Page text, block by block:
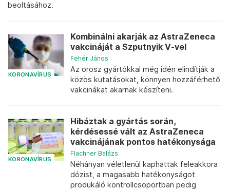
beoltásához.
KORONAVÍRUS
Kombinálni akarják az AstraZeneca
vakcináját a Szputnyik V-vel
Fehér János
Az orosz gyártókkal még idén elindítják a
közös kutatásokat, könnyen hozzáférhető
vakcinákat akarnak készíteni.
KORONAVÍRUS
Hibáztak a gyártás során,
kérdésessé vált az AstraZeneca
vakcinájának pontos hatékonysága
Flachner Balázs
Néhányan véletlenül kaphattak feleakkora
dózist, a magasabb hatékonyságot
produkáló kontrollcsoportban pedig